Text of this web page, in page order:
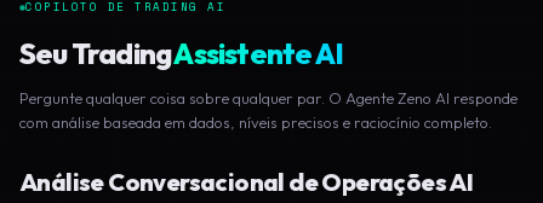
COPILOTO DE TRADING AI
Seu TradingAssistente AI
Pergunte qualquer coisa sobre qualquer par. O Agente Zeno AI responde
com análise baseada em dados, níveis precisos e raciocínio completo.
Análise Conversacional de Operações AI